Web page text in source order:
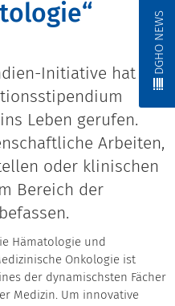
DGHO NEWS
Initiative hat die
Leben gerufen.
Arbeiten,
oder klinischen
Bereich der
Hämatologie und
Onkologie ist
der dynamischsten Fächer
Medizin. Um innovative